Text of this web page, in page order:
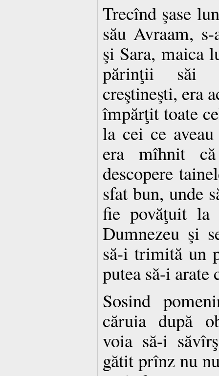
Trecînd şase
său Avraam,
şi Sara, maica
părinţii săi
creştineşti, era
împărţit toate
la cei ce
era mîhnit
descopere
sfat bun, unde
fie povăţuit la
Dumnezeu şi
să-i trimită un
putea să-i
Sosind
căruia după
voia să-i
gătit prînz nu